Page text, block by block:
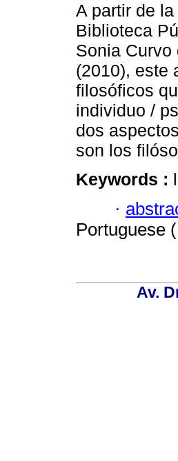
A partir de
Biblioteca
Sonia Curvo
(2010), este
filosóficos
individuo /
dos
son los
Keywords :
·
Portuguese (
Av.